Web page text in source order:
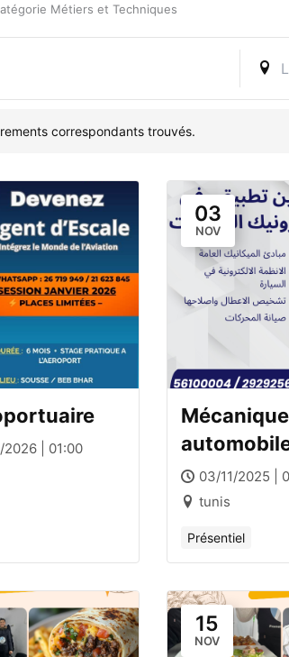
Métiers et Techniques
correspondants trouvés.
| 01:00
03
NOV
03/11/2025 |
tunis
Présentiel
15
NOV